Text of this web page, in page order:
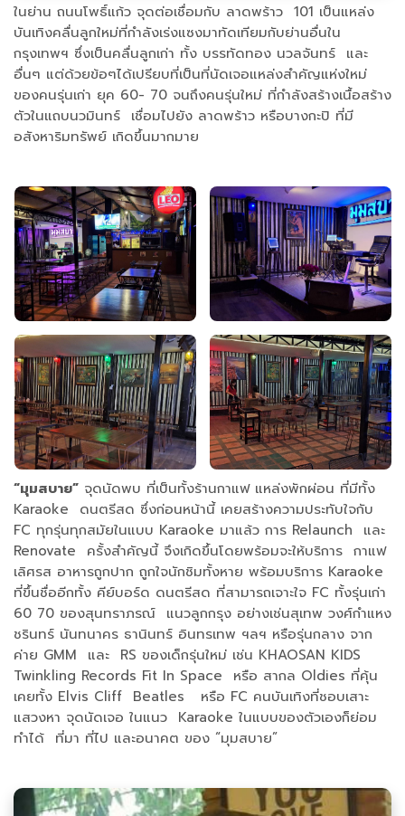
ในย่าน ถนนโพธิ์แก้ว จุดต่อเชื่อมกับ ลาดพร้าว 101 เป็นแหล่ง
บันเทิงคลื่นลูกใหม่ที่กำลังเร่งแซงมาทัดเทียมกับย่านอื่นใน
กรุงเทพฯ ซึ่งเป็นคลื่นลูกเก่า ทั้ง บรรทัดทอง นวลจันทร์ และ
อื่นๆ แต่ด้วยข้อๆได้เปรียบที่เป็นที่นัดเจอแหล่งสำคัญแห่งใหม่
ของคนรุ่นเก่า ยุค 60- 70 จนถึงคนรุ่นใหม่ ที่กำลังสร้างเนื้อสร้าง
ตัวในแถบนวมินทร์ เชื่อมไปยัง ลาดพร้าว หรือบางกะปิ ที่มี
อสังหาริมทรัพย์ เกิดขึ้นมากมาย
“มุมสบาย” จุดนัดพบ ที่เป็นทั้งร้านกาแฟ แหล่งพักผ่อน ที่มีทั้ง
Karaoke ดนตรีสด ซึ่งก่อนหน้านี้ เคยสร้างความประทับใจกับ
FC ทุกรุ่นทุกสมัยในแบบ Karaoke มาแล้ว การ Relaunch และ
Renovate ครั้งสำคัญนี้ จึงเกิดขึ้นโดยพร้อมจะให้บริการ กาแฟ
เลิศรส อาหารถูกปาก ถูกใจนักชิมทั้งหาย พร้อมบริการ Karaoke
ที่ขึ้นชื่ออีกทั้ง คีย์บอร์ด ดนตรีสด ที่สามารถเจาะใจ FC ทั้งรุ่นเก่า
60 70 ของสุนทราภรณ์ แนวลูกกรุง อย่างเช่นสุเทพ วงศ์กำแหง
ชรินทร์ นันทนาคร ธานินทร์ อินทรเทพ ฯลฯ หรือรุ่นกลาง จาก
ค่าย GMM และ RS ของเด็กรุ่นใหม่ เช่น KHAOSAN KIDS
Twinkling Records Fit In Space หรือ สากล Oldies ที่คุ้น
เคยทั้ง Elvis Cliff Beatles หรือ FC คนบันเทิงที่ชอบเสาะ
แสวงหา จุดนัดเจอ ในแนว Karaoke ในแบบของตัวเองก็ย่อม
ทำได้ ที่มา ที่ไป และอนาคต ของ “มุมสบาย”